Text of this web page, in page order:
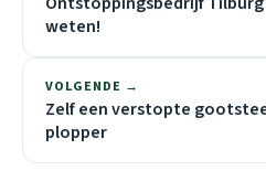
weten!
VOLGENDE →
Zelf een verstopte
plopper